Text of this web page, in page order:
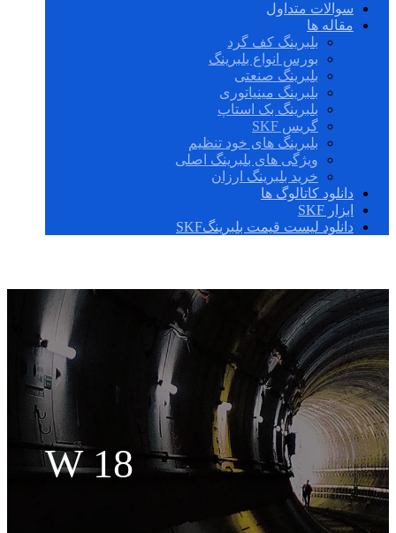
سوالات متداول
مقاله ها
بلبرینگ کف گرد
بورس انواع بلبرینگ
بلبرینگ صنعتی
بلبرینگ مینیاتوری
بلبرینگ بک استاپ
گریس SKF
بلبرینگ های خود تنظیم
ویژگی های بلبرینگ اصلی
خرید بلبرینگ ارزان
دانلود کاتالوگ ها
ابزار SKF
دانلود لیست قیمت بلبرینگSKF
W 18